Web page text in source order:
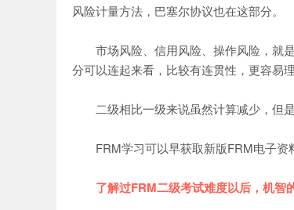
风险计量方法，巴塞尔协议也在这部分。
市场风险、信用风险、操作风险，就是
分可以连起来看，比较有连贯性，更容易理
二级相比一级来说虽然计算减少，但是
FRM学习可以早获取新版FRM电子资
了解过FRM二级考试难度以后，机智的